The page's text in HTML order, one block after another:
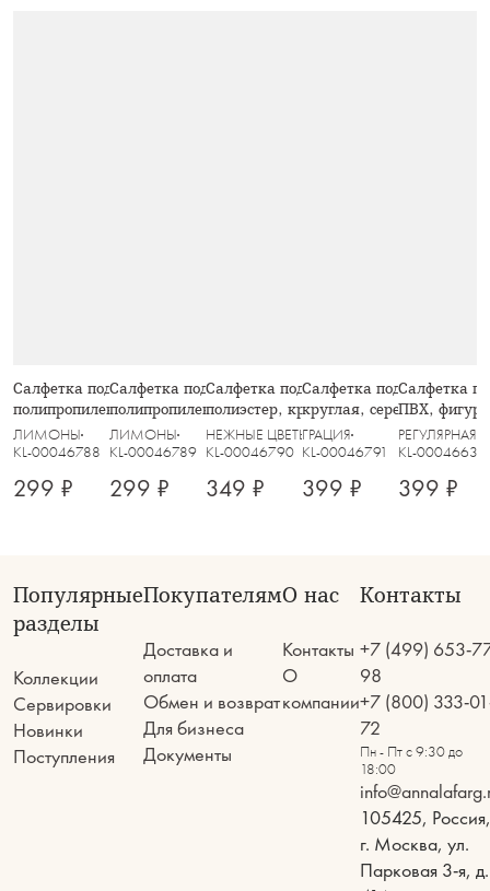
Салфетка под приборы, 38 см,
полипропилен, круглая, зеленая,
Косы, Matera
ЛИМОНЫ
KL-00046788
299 ₽
Салфетка под приборы, 38 см,
полипропилен, круглая, молочная,
Косы, Matera
ЛИМОНЫ
KL-00046789
299 ₽
Салфетка под приборы, 38 см,
полиэстер, круглая, бежевая,
Matera
НЕЖНЫЕ ЦВЕТЫ
KL-00046790
349 ₽
Салфетка под приборы,
круглая, серебристая,
ГРАЦИЯ
KL-00046791
399 ₽
Салфетка
ПВХ,
РЕГУЛЯРНАЯ
KL-00046638
399 ₽
Популярные
разделы
Коллекции
Сервировки
Новинки
Поступления
Покупателям
Доставка и
оплата
Обмен и возврат
Для бизнеса
Документы
О нас
Контакты
О
компании
Контакты
+7 (499) 653-
98
+7 (800) 333-
72
Пн - Пт с 9:30 до
18:00
105425, Россия,
г. Москва, ул.
Парковая 3-я, д.